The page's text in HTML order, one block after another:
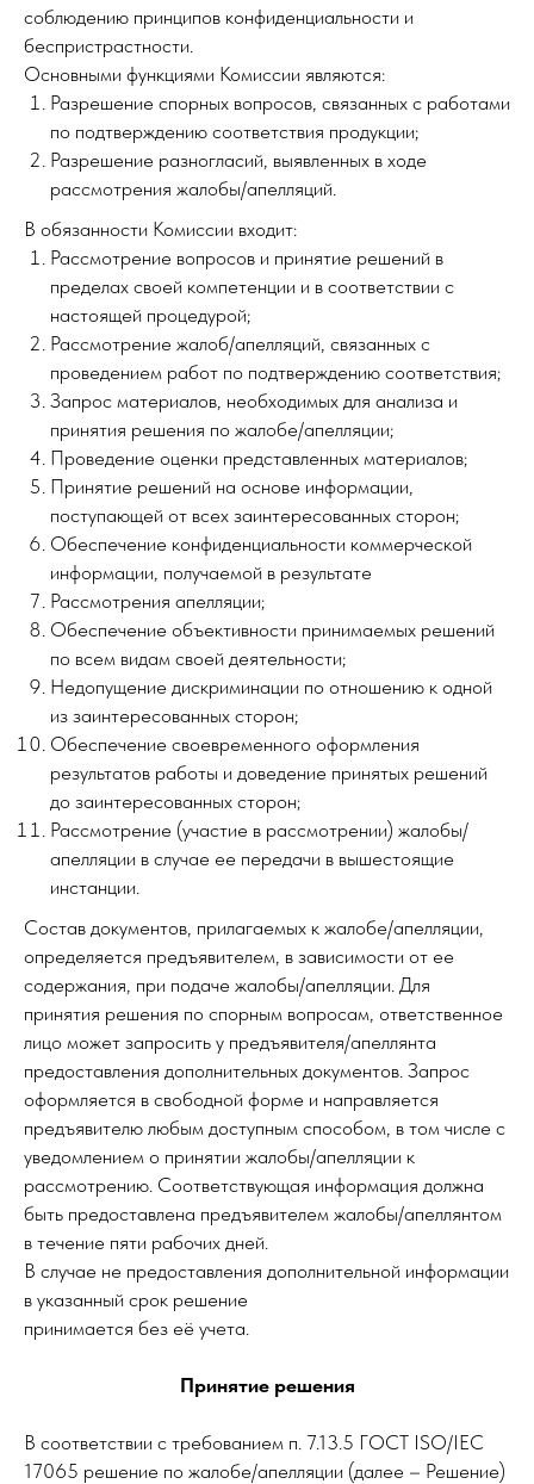
соблюдению принципов конфиденциальности и
беспристрастности.
Основными функциями Комиссии являются:
Разрешение спорных вопросов, связанных с работами
по подтверждению соответствия продукции;
Разрешение разногласий, выявленных в ходе
рассмотрения жалобы/апелляций.
В обязанности Комиссии входит:
Рассмотрение вопросов и принятие решений в
пределах своей компетенции и в соответствии с
настоящей процедурой;
Рассмотрение жалоб/апелляций, связанных с
проведением работ по подтверждению соответствия;
Запрос материалов, необходимых для анализа и
принятия решения по жалобе/апелляции;
Проведение оценки представленных материалов;
Принятие решений на основе информации,
поступающей от всех заинтересованных сторон;
Обеспечение конфиденциальности коммерческой
информации, получаемой в результате
Рассмотрения апелляции;
Обеспечение объективности принимаемых решений
по всем видам своей деятельности;
Недопущение дискриминации по отношению к одной
из заинтересованных сторон;
Обеспечение своевременного оформления
результатов работы и доведение принятых решений
до заинтересованных сторон;
Рассмотрение (участие в рассмотрении) жалобы/
апелляции в случае ее передачи в вышестоящие
инстанции.
Состав документов, прилагаемых к жалобе/апелляции,
определяется предъявителем, в зависимости от ее
содержания, при подаче жалобы/апелляции. Для
принятия решения по спорным вопросам, ответственное
лицо может запросить у предъявителя/апеллянта
предоставления дополнительных документов. Запрос
оформляется в свободной форме и направляется
предъявителю любым доступным способом, в том числе с
уведомлением о принятии жалобы/апелляции к
рассмотрению. Соответствующая информация должна
быть предоставлена предъявителем жалобы/апеллянтом
в течение пяти рабочих дней.
В случае не предоставления дополнительной информации
в указанный срок решение
принимается без её учета.
Принятие решения
В соответствии с требованием п. 7.13.5 ГОСТ ISO/IEC
17065 решение по жалобе/апелляции (далее – Решение)